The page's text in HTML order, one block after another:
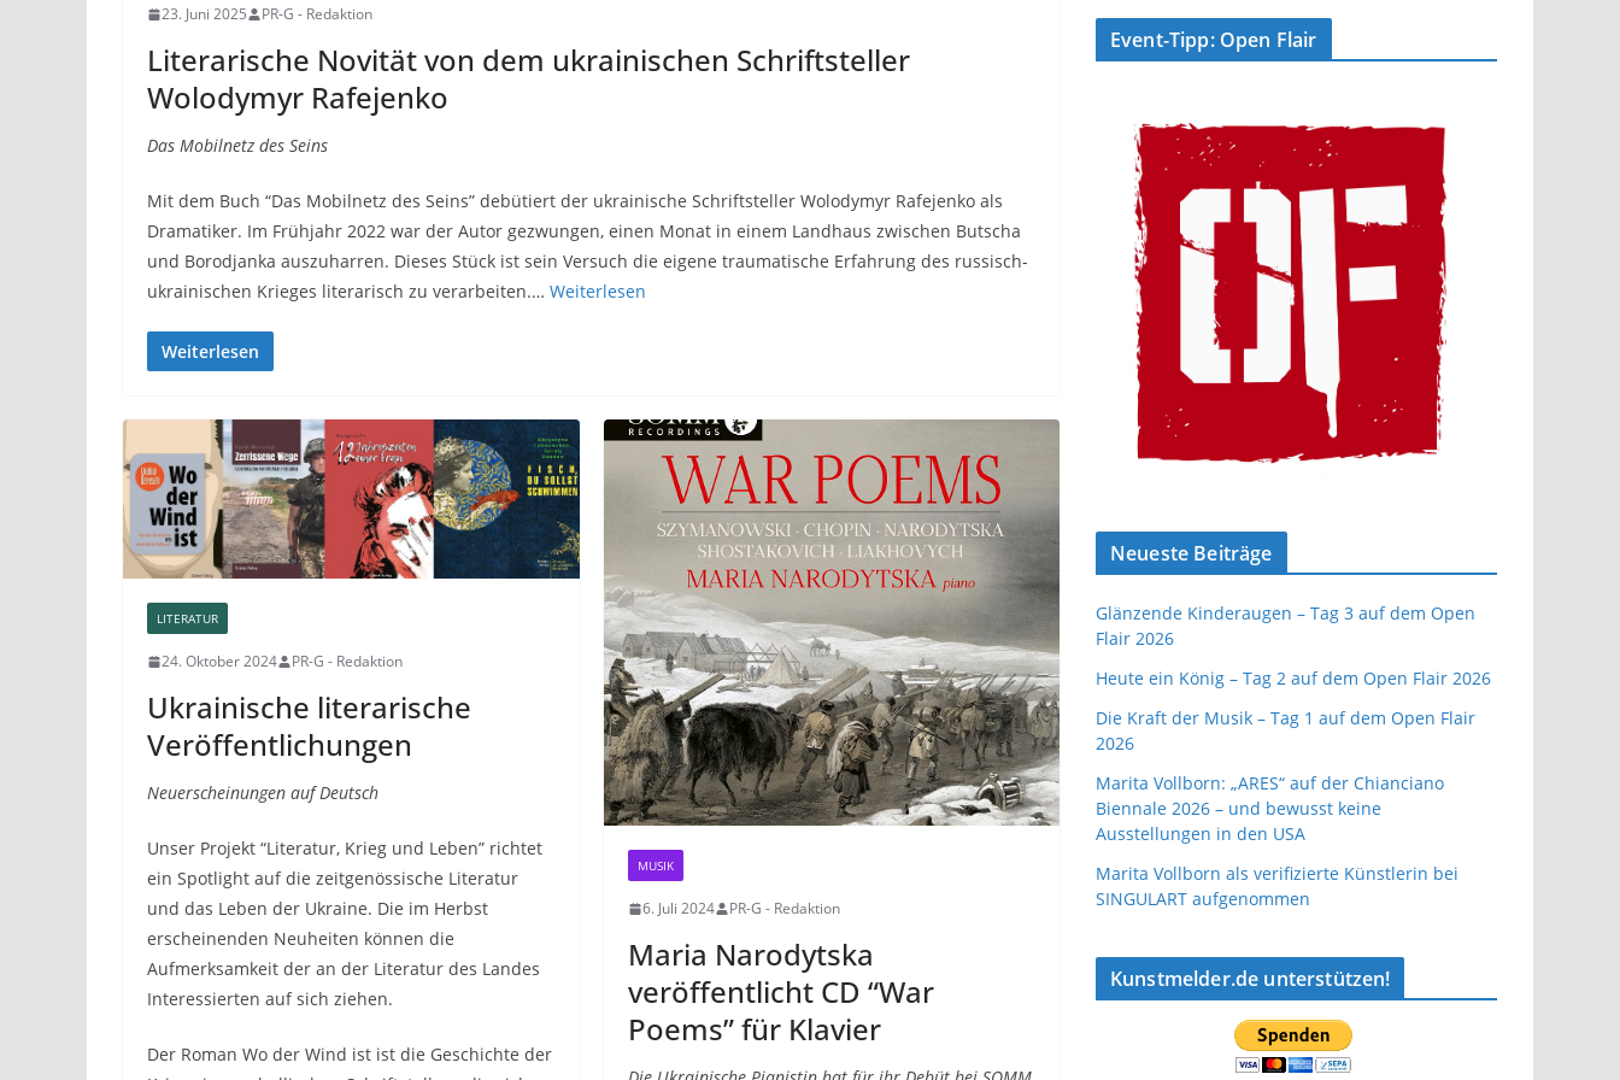
23. Juni 2025 PR-G - Redaktion
Literarische Novität von dem ukrainischen Schriftsteller
Wolodymyr Rafejenko
Das Mobilnetz des Seins
Mit dem Buch “Das Mobilnetz des Seins” debütiert der ukrainische Schriftsteller Wolodymyr Rafejenko als
Dramatiker. Im Frühjahr 2022 war der Autor gezwungen, einen Monat in einem Landhaus zwischen Butscha
und Borodjanka auszuharren. Dieses Stück ist sein Versuch die eigene traumatische Erfahrung des russisch-
ukrainischen Krieges literarisch zu verarbeiten.… Weiterlesen
Weiterlesen
LITERATUR
24. Oktober 2024 PR-G - Redaktion
Ukrainische literarische
Veröffentlichungen
Neuerscheinungen auf Deutsch
Unser Projekt “Literatur, Krieg und Leben” richtet
ein Spotlight auf die zeitgenössische Literatur
und das Leben der Ukraine. Die im Herbst
erscheinenden Neuheiten können die
Aufmerksamkeit der an der Literatur des Landes
Interessierten auf sich ziehen.
Der Roman Wo der Wind ist ist die Geschichte der
MUSIK
6. Juli 2024 PR-G - Redaktion
Maria Narodytska
veröffentlicht CD “War
Poems” für Klavier
Event-Tipp: Open Flair
Neueste Beiträge
Glänzende Kinderaugen – Tag 3 auf dem Open
Flair 2026
Heute ein König – Tag 2 auf dem Open Flair 2026
Die Kraft der Musik – Tag 1 auf dem Open Flair
2026
Marita Vollborn: „ARES“ auf der Chianciano
Biennale 2026 – und bewusst keine
Ausstellungen in den USA
Marita Vollborn als verifizierte Künstlerin bei
SINGULART aufgenommen
Kunstmelder.de unterstützen!